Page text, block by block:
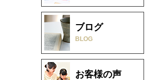
ブログ
BLOG
お客様の声